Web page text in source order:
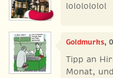
lololololol
Goldmurks,
Tipp an
Monat,